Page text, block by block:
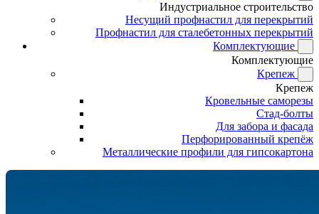
Индустриальное строительство
Несущий профнастил для перекрытий
Профнастил для сталебетонных перекрытий
Комплектующие
Комплектующие
Крепеж
Крепеж
Кровельные саморезы
Стад-болты
Для забора и фасада
Перфорированный крепёж
Металлические профили для гипсокартона